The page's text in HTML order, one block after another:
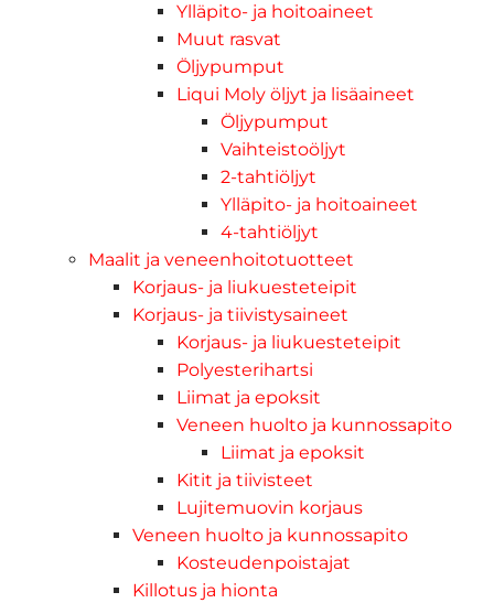
Ylläpito- ja hoitoaineet
Muut rasvat
Öljypumput
Liqui Moly öljyt ja lisäaineet
Öljypumput
Vaihteistoöljyt
2-tahtiöljyt
Ylläpito- ja hoitoaineet
4-tahtiöljyt
Maalit ja veneenhoitotuotteet
Korjaus- ja liukuesteteipit
Korjaus- ja tiivistysaineet
Korjaus- ja liukuesteteipit
Polyesterihartsi
Liimat ja epoksit
Veneen huolto ja kunnossapito
Liimat ja epoksit
Kitit ja tiivisteet
Lujitemuovin korjaus
Veneen huolto ja kunnossapito
Kosteudenpoistajat
Killotus ja hionta